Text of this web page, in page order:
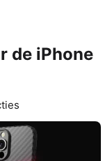
de iPhone